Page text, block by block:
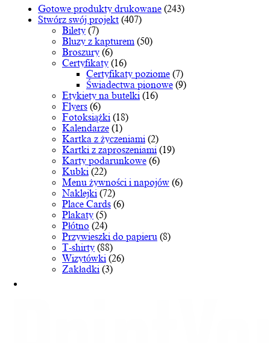
wybrać
na
stronie
produktu
Gotowe produkty drukowane (243)
Stwórz swój projekt (407)
Bilety (7)
Bluzy z kapturem (50)
Broszury (6)
Certyfikaty (16)
Certyfikaty poziome (7)
Świadectwa pionowe (9)
Etykiety na butelki (16)
Flyers (6)
Fotoksiążki (18)
Kalendarze (1)
Kartka z życzeniami (2)
Kartki z zaproszeniami (19)
Karty podarunkowe (6)
Kubki (22)
Menu żywności i napojów (6)
Naklejki (72)
Place Cards (6)
Plakaty (5)
Płótno (24)
Przywieszki do papieru (8)
T-shirty (88)
Wizytówki (26)
Zakładki (3)